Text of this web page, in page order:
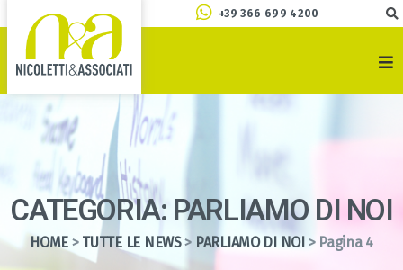
+39 366 699 4200
CATEGORIA: PARLIAMO DI NOI
HOME > TUTTE LE NEWS> PARLIAMO DI NOI > Pagina 4